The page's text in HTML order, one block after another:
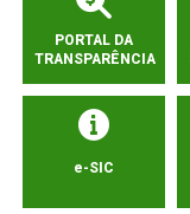
PORTAL DA
TRANSPARÊNCIA
e-SIC